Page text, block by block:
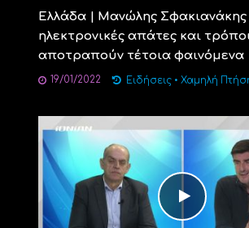
Ελλάδα | Μανώλης Σφακιανάκης
ηλεκτρονικές απάτες και
αποτραπούν τέτοια φαινόμενα
19/01/2022 Ειδήσεις • Χαμηλή